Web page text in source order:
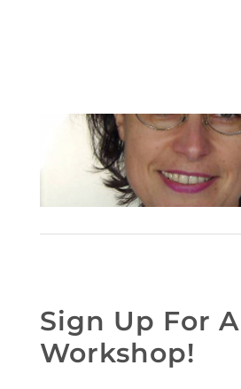
Sign Up For A
Workshop!